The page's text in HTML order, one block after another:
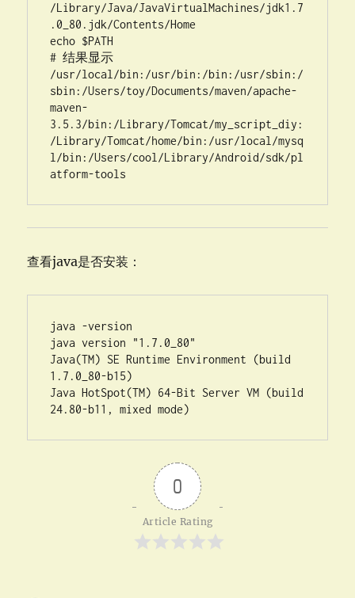
/Library/Java/JavaVirtualMachines/jdk1.7
.0_80.jdk/Contents/Home
echo $PATH
# 结果显示
/usr/local/bin:/usr/bin:/bin:/usr/sbin:/
sbin:/Users/toy/Documents/maven/apache-
maven-
3.5.3/bin:/Library/Tomcat/my_script_diy:
/Library/Tomcat/home/bin:/usr/local/mysq
l/bin:/Users/cool/Library/Android/sdk/pl
atform-tools
查看java是否安装：
java -version
java version "1.7.0_80"
Java(TM) SE Runtime Environment (build
1.7.0_80-b15)
Java HotSpot(TM) 64-Bit Server VM (build
24.80-b11, mixed mode)
0
Article Rating